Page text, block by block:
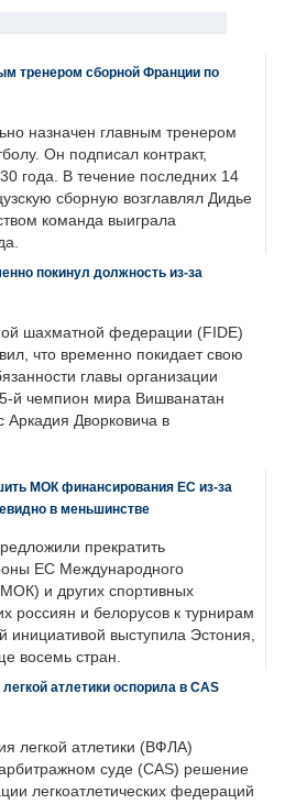
тренером сборной Франции по
назначен главным тренером
Он подписал контракт,
года. В течение последних 14
сборную возглавлял Дидье
команда выиграла
покинул должность из-за
шахматной федерации (FIDE)
что временно покидает свою
главы организации
й чемпион мира Вишванатан
Дворковича в
МОК финансирования ЕС из-за
в меньшинстве
прекратить
ЕС Международного
и других спортивных
россиян и белорусов к турнирам
инициативой выступила Эстония,
восемь стран.
атлетики оспорила в CAS
легкой атлетики (ВФЛА)
суде (CAS) решение
легкоатлетических федераций